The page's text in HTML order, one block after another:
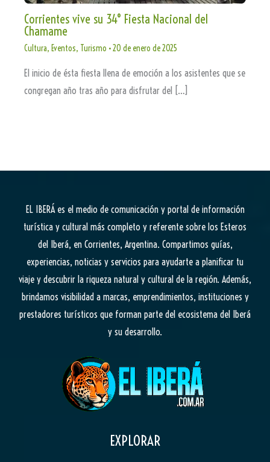
Corrientes vive su 34° Fiesta Nacional del
Chamame
Cultura, Eventos, Turismo •20 de enero de 2025
El inicio de ésta fiesta llena de emoción a los asistentes que se
congregan año tras año para disfrutar del […]
EL IBERÁes el medio de comunicación y portal de información
turística y cultural más completo y referente sobre los Esteros
del Iberá, en Corrientes, Argentina. Compartimos guías,
experiencias, noticias y servicios para ayudarte a planificar tu
viaje y descubrir la riqueza natural y cultural de la región. Además,
brindamos visibilidad a marcas, emprendimientos, instituciones y
prestadores turísticos que forman parte del ecosistema del Iberá
y su desarrollo.
EXPLORAR